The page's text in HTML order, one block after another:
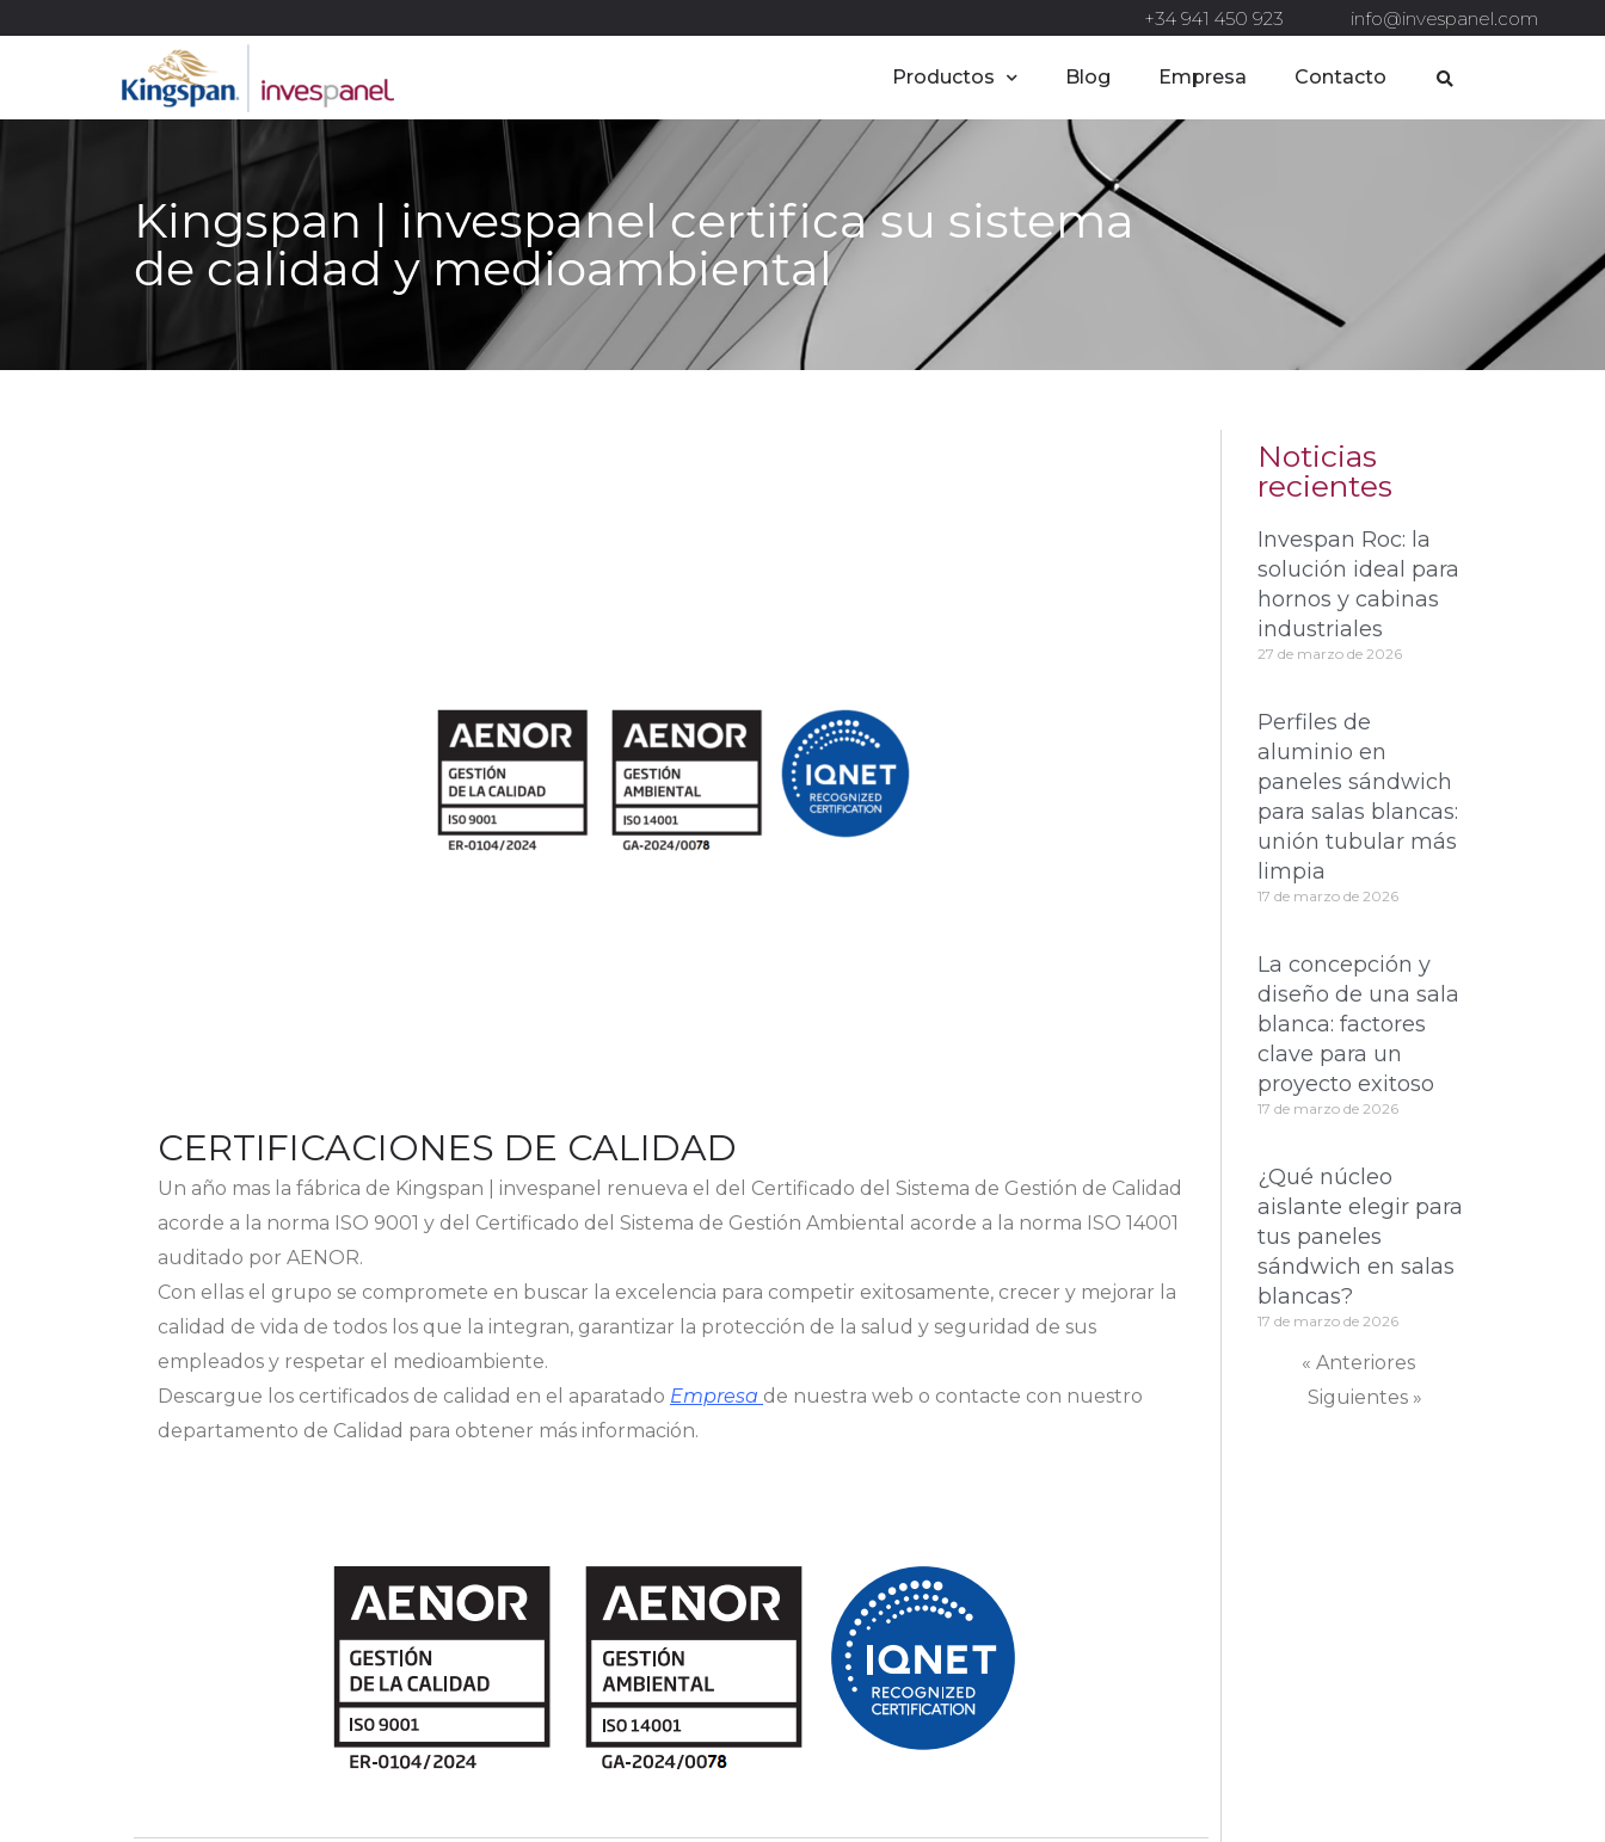
+34 941 450 923 info@invespanel.com
Productos Blog Empresa Contacto
Kingspan | invespanel certifica su sistema
de calidad y medioambiental
CERTIFICACIONES DE CALIDAD
Un año mas la fábrica de Kingspan | invespanel renueva el del Certificado del Sistema de Gestión de Calidad
acorde a la norma ISO 9001 y del Certificado del Sistema de Gestión Ambiental acorde a la norma ISO 14001
auditado por AENOR.
Con ellas el grupo se compromete en buscar la excelencia para competir exitosamente, crecer y mejorar la
calidad de vida de todos los que la integran, garantizar la protección de la salud y seguridad de sus
empleados y respetar el medioambiente.
Descargue los certificados de calidad en el aparatado Empresa de nuestra web o contacte con nuestro
departamento de Calidad para obtener más información.
Noticias
recientes
Invespan Roc: la
solución ideal para
hornos y cabinas
industriales
27 de marzo de 2026
Perfiles de
aluminio en
paneles sándwich
para salas blancas:
unión tubular más
limpia
17 de marzo de 2026
La concepción y
diseño de una sala
blanca: factores
clave para un
proyecto exitoso
17 de marzo de 2026
¿Qué núcleo
aislante elegir para
tus paneles
sándwich en salas
blancas?
17 de marzo de 2026
« Anteriores
Siguientes »